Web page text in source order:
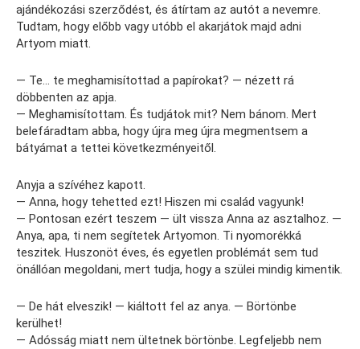
ajándékozási szerződést, és átírtam az autót a nevemre.
Tudtam, hogy előbb vagy utóbb el akarjátok majd adni
Artyom miatt.
— Te… te meghamisítottad a papírokat? — nézett rá
döbbenten az apja.
— Meghamisítottam. És tudjátok mit? Nem bánom. Mert
belefáradtam abba, hogy újra meg újra megmentsem a
bátyámat a tettei következményeitől.
Anyja a szívéhez kapott.
— Anna, hogy tehetted ezt! Hiszen mi család vagyunk!
— Pontosan ezért teszem — ült vissza Anna az asztalhoz. —
Anya, apa, ti nem segítetek Artyomon. Ti nyomorékká
teszitek. Huszonöt éves, és egyetlen problémát sem tud
önállóan megoldani, mert tudja, hogy a szülei mindig kimentik.
— De hát elveszik! — kiáltott fel az anya. — Börtönbe
kerülhet!
— Adósság miatt nem ültetnek börtönbe. Legfeljebb nem